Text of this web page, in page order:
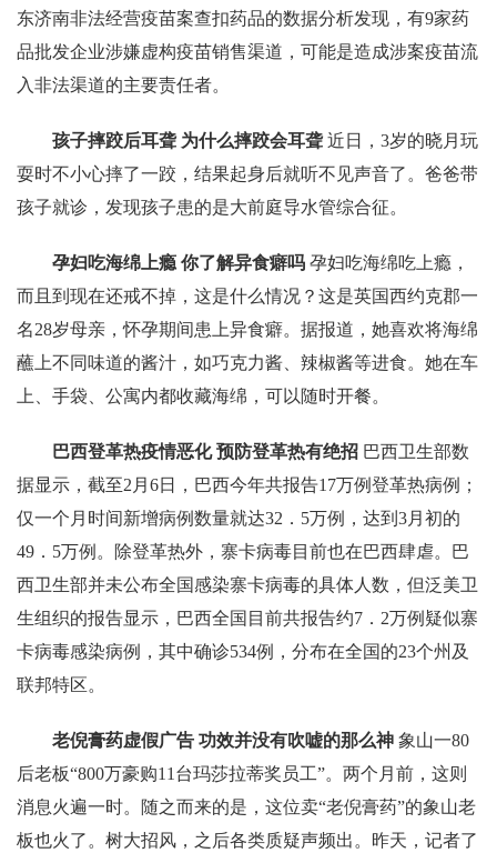
东济南非法经营疫苗案查扣药品的数据分析发现，有9家药
品批发企业涉嫌虚构疫苗销售渠道，可能是造成涉案疫苗流
入非法渠道的主要责任者。
孩子摔跤后耳聋 为什么摔跤会耳聋近日，3岁的晓月玩
耍时不小心摔了一跤，结果起身后就听不见声音了。爸爸带
孩子就诊，发现孩子患的是大前庭导水管综合征。
孕妇吃海绵上瘾 你了解异食癖吗 孕妇吃海绵吃上瘾，
而且到现在还戒不掉，这是什么情况？这是英国西约克郡一
名28岁母亲，怀孕期间患上异食癖。据报道，她喜欢将海绵
蘸上不同味道的酱汁，如巧克力酱、辣椒酱等进食。她在车
上、手袋、公寓内都收藏海绵，可以随时开餐。
巴西登革热疫情恶化 预防登革热有绝招 巴西卫生部数
据显示，截至2月6日，巴西今年共报告17万例登革热病例；
仅一个月时间新增病例数量就达32．5万例，达到3月初的
49．5万例。除登革热外，寨卡病毒目前也在巴西肆虐。巴
西卫生部并未公布全国感染寨卡病毒的具体人数，但泛美卫
生组织的报告显示，巴西全国目前共报告约7．2万例疑似寨
卡病毒感染病例，其中确诊534例，分布在全国的23个州及
联邦特区。
老倪膏药虚假广告 功效并没有吹嘘的那么神 象山一80
后老板“800万豪购11台玛莎拉蒂奖员工”。两个月前，这则
消息火遍一时。随之而来的是，这位卖“老倪膏药”的象山老
板也火了。树大招风，之后各类质疑声频出。昨天，记者了